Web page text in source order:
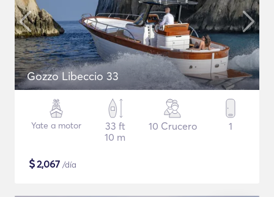
Gozzo Libeccio 33
Yate a motor
33 ft
10 m
10 Crucero 1
$2,067 /día